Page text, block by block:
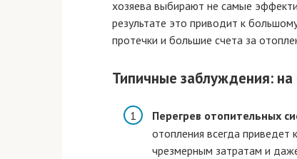
хозяева выбирают не самые
результате это приводит к
протечки и большие счета за
Типичные заблуждения:
Перегрев отопительных
отопления всегда приведет
чрезмерным затратам и